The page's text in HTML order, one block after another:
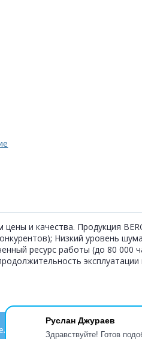
Руслан Джураев
Здравствуйте! Готов
и качества. Продукция
Низкий уровень
ресурс работы (до 80 000
эксплуатации
соглашение Контакты